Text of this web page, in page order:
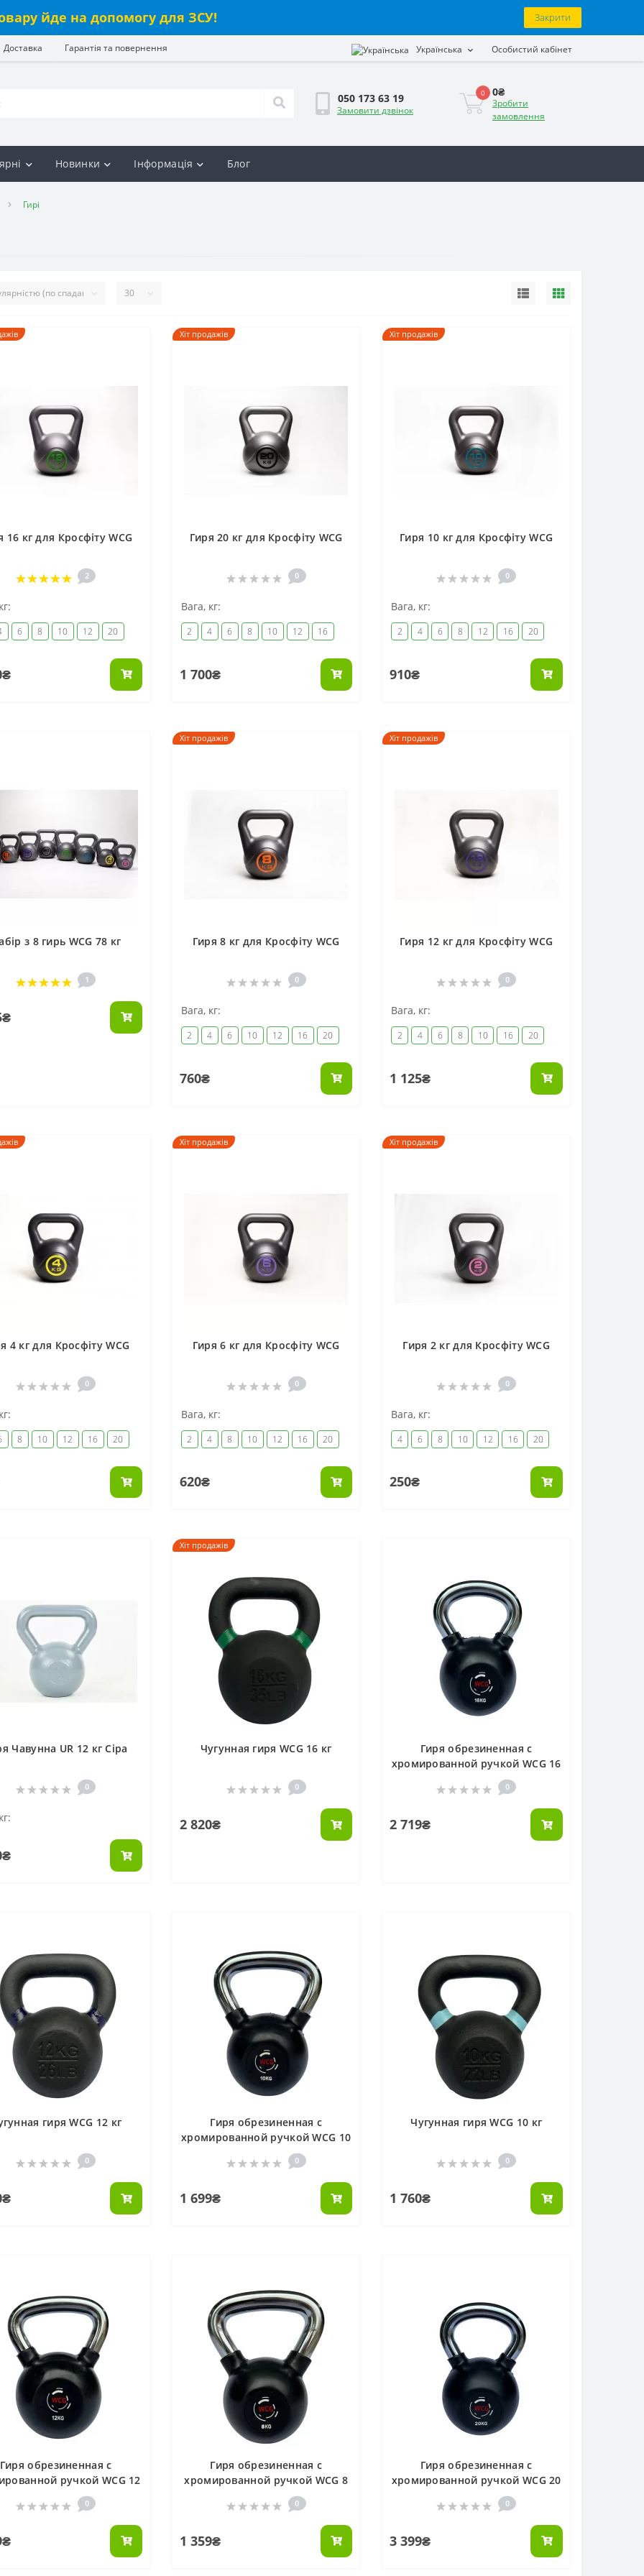
йде на допомогу для ЗСУ! Закрити
Доставка Гарантія та повернення Українська Особистий кабінет
050 173 63 19
Замовити дзвінок
0 0₴
Зробити
замовлення
Новинки Інформація Блог
Гирі
16 кг для Кросфіту WCG
2
6 8 10 12 20
Хіт продажів
Гиря 20 кг для Кросфіту WCG
0
Вага, кг:
2 4 6 8 10 12 16
1 700₴
Хіт продажів
Гиря 10 кг для Кросфіту WCG
0
Вага, кг:
2 4 6 8 12 16 20
910₴
з 8 гирь WCG 78 кг
1
Хіт продажів
Гиря 8 кг для Кросфіту WCG
0
Вага, кг:
2 4 6 10 12 16 20
760₴
Хіт продажів
Гиря 12 кг для Кросфіту WCG
0
Вага, кг:
2 4 6 8 10 16 20
1 125₴
4 кг для Кросфіту WCG
0
8 10 12 16 20
Хіт продажів
Гиря 6 кг для Кросфіту WCG
0
Вага, кг:
2 4 8 10 12 16 20
620₴
Хіт продажів
Гиря 2 кг для Кросфіту WCG
0
Вага, кг:
4 6 8 10 12 16 20
250₴
Чавунна UR 12 кг Сіра
0
Хіт продажів
Чугунная гиря WCG 16 кг
0
2 820₴
Гиря обрезиненная с
хромированной ручкой WCG 16
0
2 719₴
гиря WCG 12 кг
0
Гиря обрезиненная с
хромированной ручкой WCG 10
0
1 699₴
Чугунная гиря WCG 10 кг
0
1 760₴
Гиря обрезиненная с
ручкой WCG 12
0
Гиря обрезиненная с
хромированной ручкой WCG 8
0
1 359₴
Гиря обрезиненная с
хромированной ручкой WCG 20
0
3 399₴